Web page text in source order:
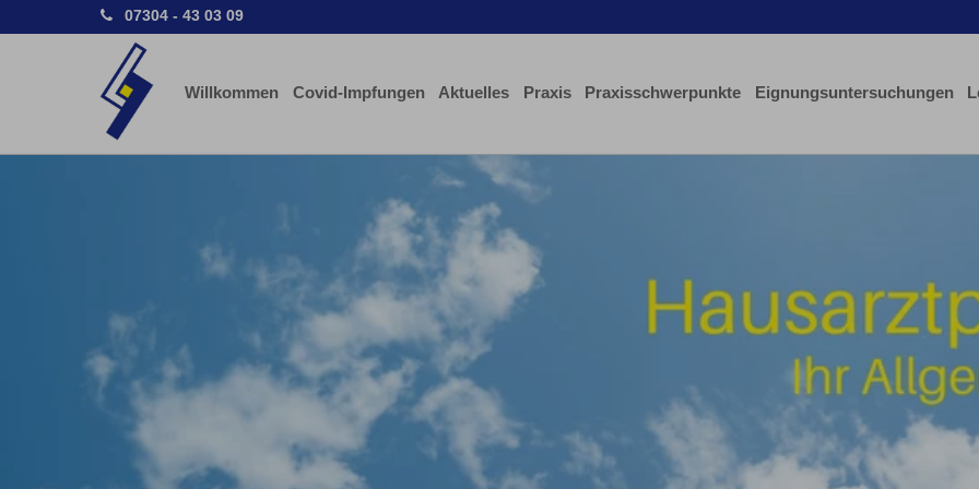
07304 - 43 03 09
Willkommen Covid-Impfungen Aktuelles Praxis Praxisschwerpunkte Eignungsuntersuchungen